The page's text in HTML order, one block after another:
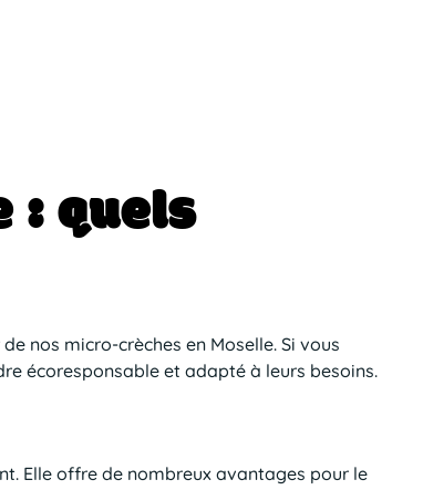
:quels
nos micro-crèches en Moselle. Si vous
écoresponsable et adapté à leurs besoins.
Elle offre de nombreux avantages pour le